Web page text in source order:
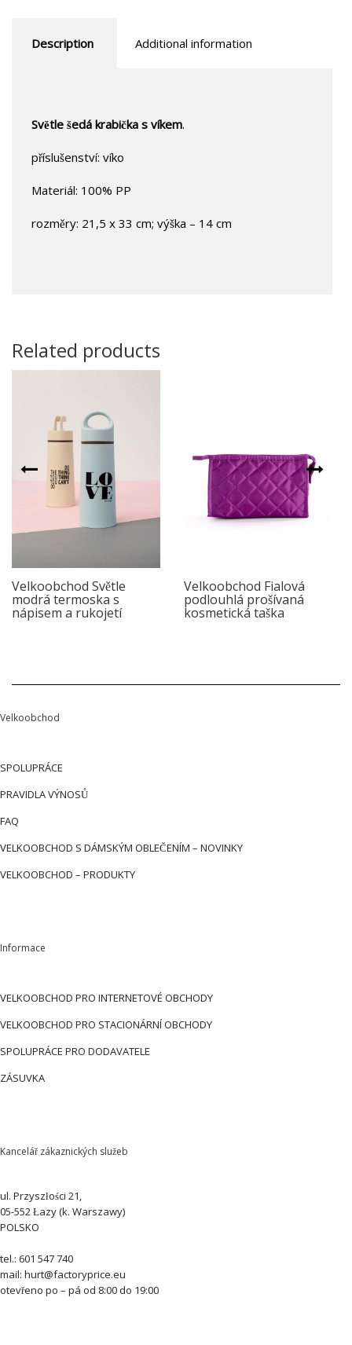
Description Additional information
Světle šedá krabička s víkem.
příslušenství: víko
Materiál: 100% PP
rozměry: 21,5 x 33 cm; výška – 14 cm
Related products
Velkoobchod Světle
modrá termoska s
nápisem a rukojetí
Velkoobchod Fialová
podlouhlá prošívaná
kosmetická taška
Velkoobchod
SPOLUPRÁCE
PRAVIDLA VÝNOSŮ
FAQ
VELKOOBCHOD S DÁMSKÝM OBLEČENÍM – NOVINKY
VELKOOBCHOD – PRODUKTY
Informace
VELKOOBCHOD PRO INTERNETOVÉ OBCHODY
VELKOOBCHOD PRO STACIONÁRNÍ OBCHODY
SPOLUPRÁCE PRO DODAVATELE
ZÁSUVKA
Kancelář zákaznických služeb
ul. Przyszłości 21,
05-552 Łazy (k. Warszawy)
POLSKO
tel.: 601 547 740
mail: hurt@factoryprice.eu
otevřeno po – pá od 8:00 do 19:00